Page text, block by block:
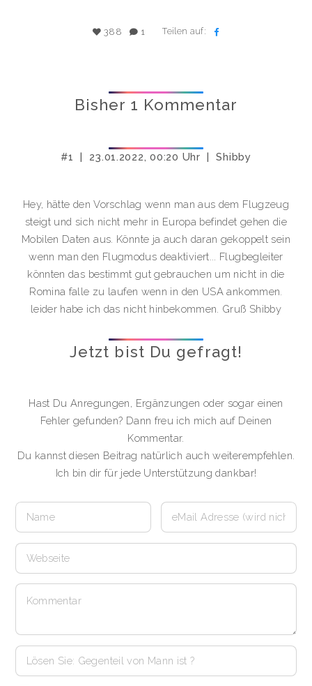
388 1 Teilen auf:
Bisher 1 Kommentar
#1 | 23.01.2022, 00:20 Uhr | Shibby
Hey, hätte den Vorschlag wenn man aus dem Flugzeug
steigt und sich nicht mehr in Europa befindet gehen die
Mobilen Daten aus. Könnte ja auch daran gekoppelt sein
wenn man den Flugmodus deaktiviert... Flugbegleiter
könnten das bestimmt gut gebrauchen um nicht in die
Romina falle zu laufen wenn in den USA ankommen.
leider habe ich das nicht hinbekommen. Gruß Shibby
Jetzt bist Du gefragt!
Hast Du Anregungen, Ergänzungen oder sogar einen
Fehler gefunden? Dann freu ich mich auf Deinen
Kommentar.
Du kannst diesen Beitrag natürlich auch weiterempfehlen.
Ich bin dir für jede Unterstützung dankbar!